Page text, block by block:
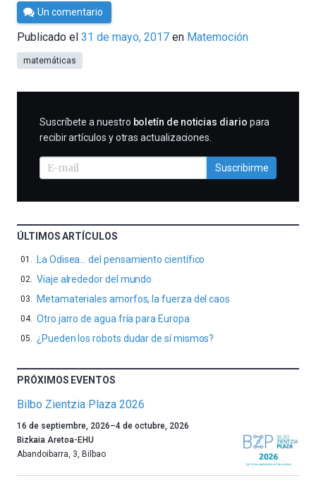
Por
César
Tomé
Un comentario
Publicado el 31 de mayo, 2017 en Matemoción
matemáticas
SUSCRIBIRME
Suscríbete a nuestro boletín de noticias diario para
recibir artículos y otras actualizaciones.
Suscribirme
ÚLTIMOS ARTÍCULOS
La Odisea… del pensamiento científico
Viaje alrededor del mundo
Metamateriales amorfos, la fuerza del caos
Otro jarro de agua fría para Europa
¿Pueden los robots dudar de sí mismos?
PRÓXIMOS EVENTOS
Bilbo Zientzia Plaza 2026
Un
año
más,
16 de septiembre, 2026–4 de octubre, 2026
Bizkaia Aretoa-EHU
Abandoibarra, 3, Bilbao